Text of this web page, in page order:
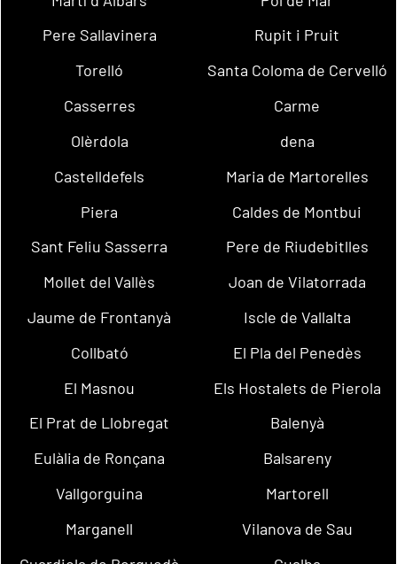
Pere Sallavinera
Rupit i Pruit
Torelló
Santa Coloma de Cervelló
Casserres
Carme
Olèrdola
dena
Castelldefels
Maria de Martorelles
Piera
Caldes de Montbui
Sant Feliu Sasserra
Pere de Riudebitlles
Mollet del Vallès
Joan de Vilatorrada
Jaume de Frontanyà
Iscle de Vallalta
Collbató
El Pla del Penedès
El Masnou
Els Hostalets de Pierola
El Prat de Llobregat
Balenyà
Eulàlia de Ronçana
Balsareny
Vallgorguina
Martorell
Marganell
Vilanova de Sau